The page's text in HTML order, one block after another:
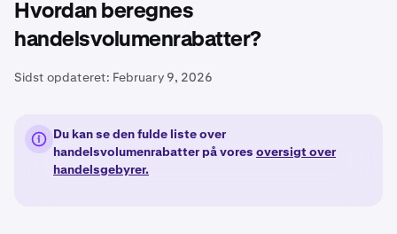
Hvordan beregnes
handelsvolumenrabatter?
Sidst opdateret: February 9, 2026
Du kan se den fulde liste over
handelsvolumenrabatter på vores oversigt over
handelsgebyrer.